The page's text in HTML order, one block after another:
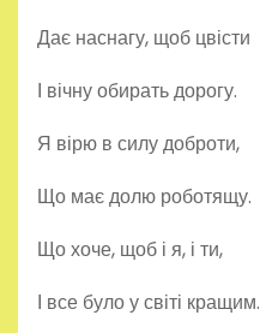
Дає наснагу, щоб цвісти
І вічну обирать дорогу.
Я вірю в силу доброти,
Що має долю роботящу.
Що хоче, щоб і я, і ти,
І все було у світі кращим.